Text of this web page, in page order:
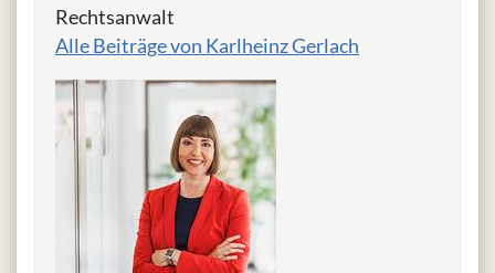
Rechtsanwalt
Alle Beiträge von Karlheinz Gerlach